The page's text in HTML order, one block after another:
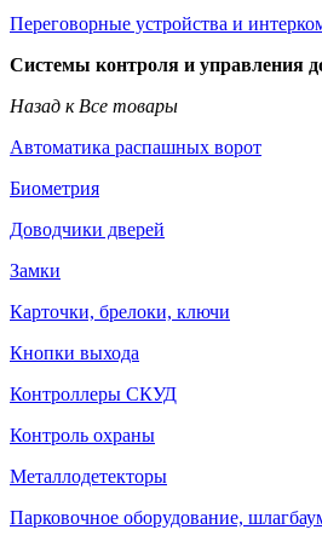
Переговорные устройства и
Системы контроля и управления
Назад к Все товары
Автоматика распашных ворот
Биометрия
Доводчики дверей
Замки
Карточки, брелоки, ключи
Кнопки выхода
Контроллеры СКУД
Контроль охраны
Металлодетекторы
Парковочное оборудование,